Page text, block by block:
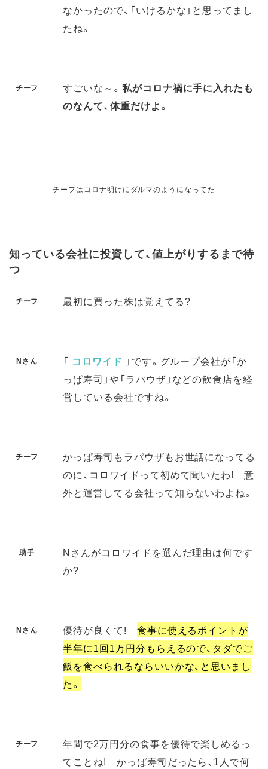
なかったので、「いけるかな」と思ってまし
たね。
チーフ すごいな～。 私がコロナ禍に手に入れたも
のなんて、体重だけよ。
チーフはコロナ明けにダルマのようになってた
知っている会社に投資して、値上がりするまで待
つ
チーフ 最初に買った株は覚えてる?
Nさん 「 コロワイド 」です。グループ会社が「か
っぱ寿司」や「ラパウザ」などの飲食店を経
営している会社ですね。
チーフ
かっぱ寿司もラパウザもお世話になってる
のに、コロワイドって初めて聞いたわ! 意
外と運営してる会社って知らないわよね。
助手
Nさんがコロワイドを選んだ理由は何です
か?
Nさん 優待が良くて! 食事に使えるポイントが
半年に1回1万円分もらえるので、タダでご
飯を食べられるならいいかな、と思いまし
た。
チーフ
年間で2万円分の食事を優待で楽しめるっ
てことね! かっぱ寿司だったら、1人で何